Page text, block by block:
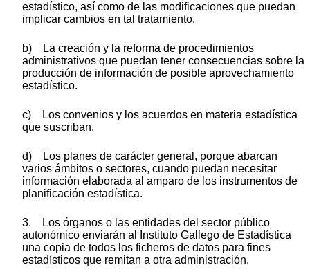
estadístico, así como de las modificaciones que puedan
implicar cambios en tal tratamiento.
b) La creación y la reforma de procedimientos
administrativos que puedan tener consecuencias sobre la
producción de información de posible aprovechamiento
estadístico.
c) Los convenios y los acuerdos en materia estadística
que suscriban.
d) Los planes de carácter general, porque abarcan
varios ámbitos o sectores, cuando puedan necesitar
información elaborada al amparo de los instrumentos de
planificación estadística.
3. Los órganos o las entidades del sector público
autonómico enviarán al Instituto Gallego de Estadística
una copia de todos los ficheros de datos para fines
estadísticos que remitan a otra administración.